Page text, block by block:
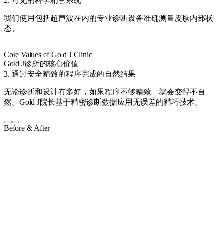
我们使用包括超声波在内的专业诊断设备准确测量皮肤内部状
态。
Core Values of Gold J Clinic
Gold J诊所的核心价值
3. 通过安全精致的程序完成的自然结果
无论诊断和设计有多好，如果程序不够精致，就会变得不自
然。Gold J院长基于精密诊断数据应用无误差的精巧技术。
Before & After